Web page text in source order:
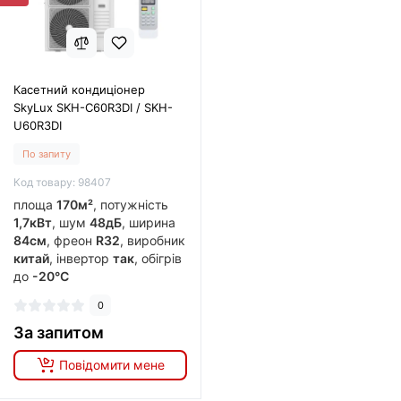
Касетний кондиціонер
SkyLux SKH-C60R3DI / SKH-
U60R3DI
По запиту
Код товару: 98407
площа 170м², потужність
1,7кВт, шум 48дБ, ширина
84см, фреон R32, виробник
китай, інвертор так, обігрів
до -20°C
0
За запитом
Повідомити мене